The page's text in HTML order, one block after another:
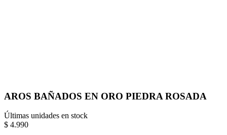
AROS BAÑADOS EN ORO PIEDRA ROSADA
Últimas unidades en stock
$ 4.990